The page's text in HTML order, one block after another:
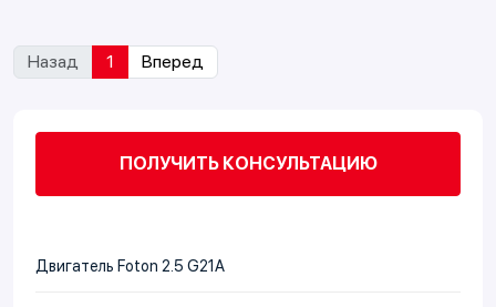
ПОЛУЧИТЬ КОНСУЛЬТАЦИЮ
Двигатель Foton 2.5 G21A
Назад 1 Вперед